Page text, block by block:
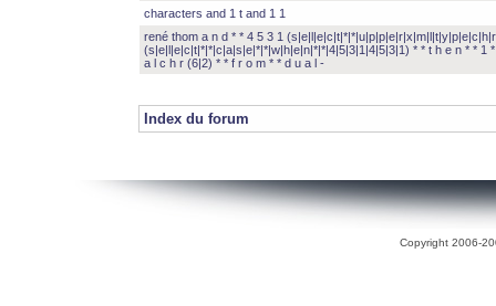
characters and 1 t and 1 1
rené thom a n d * * 4 5 3 1
(s|e|l|e|c|t|*|*|c|a|s|e|*|*|w|h|e|n|*|*|4|5|3|1|4|5|3|1) * * t h e n * * 1
a l c h r (6|2) * * f r o m * * d u a l -
Index du forum
Copyright 2006-